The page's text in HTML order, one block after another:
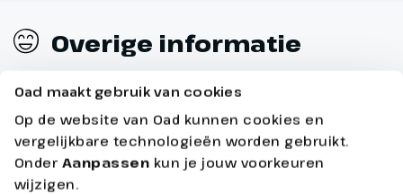
Oad maakt gebruik van cookies
Op de website van Oad kunnen cookies en
vergelijkbare technologieën worden gebruikt.
Onder Aanpassen kun je jouw voorkeuren
wijzigen.
Dag 7
Overige informatie